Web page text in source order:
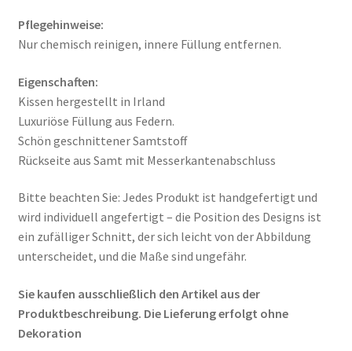
Pflegehinweise:
Nur chemisch reinigen, innere Füllung entfernen.
Eigenschaften:
Kissen hergestellt in Irland
Luxuriöse Füllung aus Federn.
Schön geschnittener Samtstoff
Rückseite aus Samt mit Messerkantenabschluss
Bitte beachten Sie: Jedes Produkt ist handgefertigt und
wird individuell angefertigt – die Position des Designs ist
ein zufälliger Schnitt, der sich leicht von der Abbildung
unterscheidet, und die Maße sind ungefähr.
Sie kaufen ausschließlich den Artikel aus der
Produktbeschreibung. Die Lieferung erfolgt ohne
Dekoration